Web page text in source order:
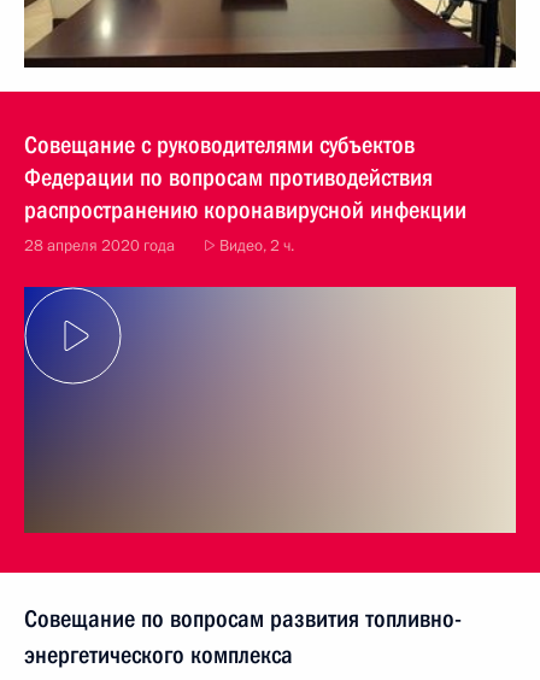
Совещание с руководителями субъектов
Федерации по вопросам противодействия
распространению коронавирусной инфекции
28 апреля 2020 года Видео, 2 ч.
Совещание по вопросам развития топливно-
энергетического комплекса